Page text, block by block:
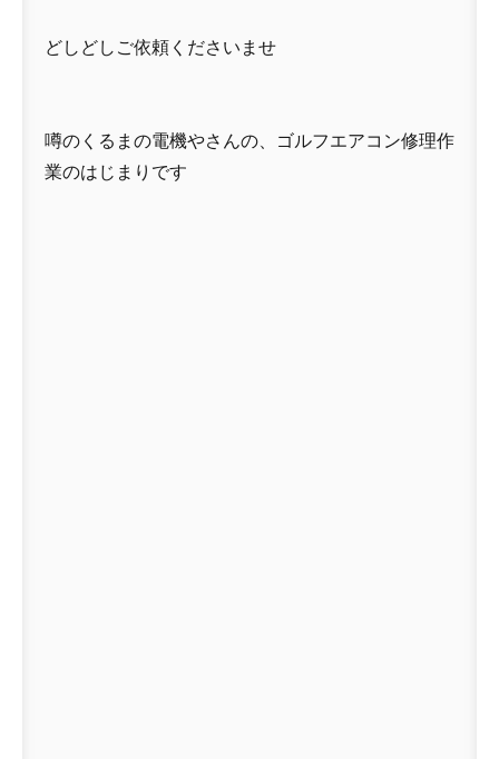
どしどしご依頼くださいませ
噂のくるまの電機やさんの、ゴルフエアコン修理作
業のはじまりです